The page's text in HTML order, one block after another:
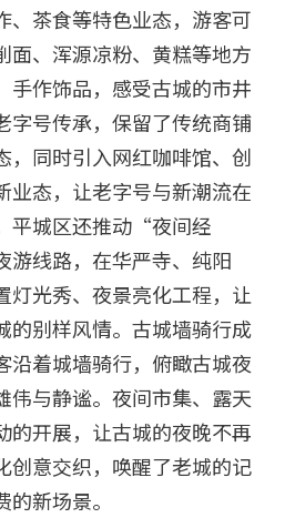
、茶食等特色业态，游客可
面、浑源凉粉、黄糕等地方
手作饰品，感受古城的市井
字号传承，保留了传统商铺
，同时引入网红咖啡馆、创
业态，让老字号与新潮流在
平城区还推动“夜间经
线路，在华严寺、纯阳
灯光秀、夜景亮化工程，让
的别样风情。古城墙骑行成
沿着城墙骑行，俯瞰古城夜
伟与静谧。夜间市集、露天
的开展，让古城的夜晚不再
创意交织，唤醒了老城的记
新场景。